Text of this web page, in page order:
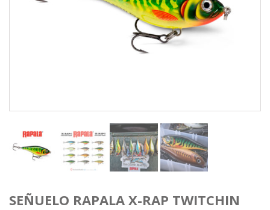
SEÑUELO RAPALA X-RAP TWITCHIN